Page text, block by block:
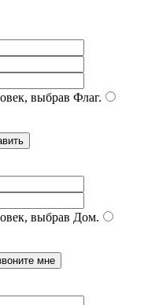
выбрав Флаг.
выбрав Дом.